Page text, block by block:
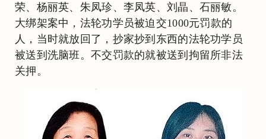
荣、杨丽英、朱凤珍、李凤英、刘晶、石丽敏。
大绑架案中，法轮功学员被迫交1000元罚款的
人，当时就放回了，抄家抄到东西的法轮功学员
被送到洗脑班。不交罚款的就被送到拘留所非法
关押。